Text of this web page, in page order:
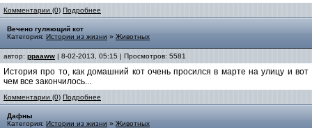
Комментарии (0) Подробнее
Вечено гуляющий кот
Категория: Истории из жизни » Животных
автор: ppaaww | 8-02-2013, 05:15 | Просмотров: 5581
История про то, как домашний кот очень просился в марте на улицу и вот
чем все закончилось...
Комментарии (0) Подробнее
Дафны
Категория: Истории из жизни » Животных